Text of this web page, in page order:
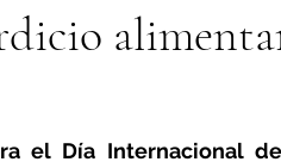
el Día Internacional